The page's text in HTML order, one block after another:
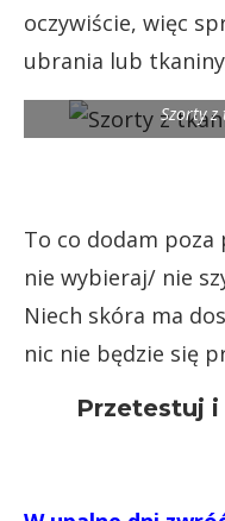
oczywiście, więc
ubrania lub
Szorty z
To co dodam poza
nie wybieraj/ nie
Niech skóra ma
nic nie będzie się
Przetestuj